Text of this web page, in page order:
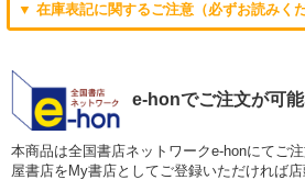
▼ 在庫表記に関するご注意（必ずお読みくだ
e-honでご注文が可
本商品は全国書店ネットワークe-honにてご
屋書店をMy書店としてご登録いただければ